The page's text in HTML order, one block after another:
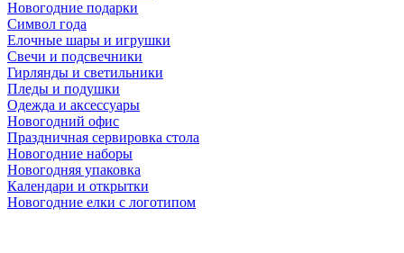
Новогодние подарки
Символ года
Елочные шары и игрушки
Свечи и подсвечники
Гирлянды и светильники
Пледы и подушки
Одежда и аксессуары
Новогодний офис
Праздничная сервировка стола
Новогодние наборы
Новогодняя упаковка
Календари и открытки
Новогодние елки с логотипом